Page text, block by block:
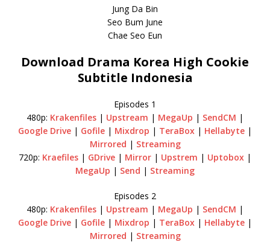
Jung Da Bin
Seo Bum June
Chae Seo Eun
Download Drama Korea High Cookie
Subtitle Indonesia
Episodes 1
480p: Krakenfiles | Upstream | MegaUp | SendCM |
Google Drive | Gofile | Mixdrop | TeraBox | Hellabyte |
Mirrored | Streaming
720p: Kraefiles | GDrive | Mirror | Upstrem | Uptobox |
MegaUp | Send | Streaming
Episodes 2
480p: Krakenfiles | Upstream | MegaUp | SendCM |
Google Drive | Gofile | Mixdrop | TeraBox | Hellabyte |
Mirrored | Streaming